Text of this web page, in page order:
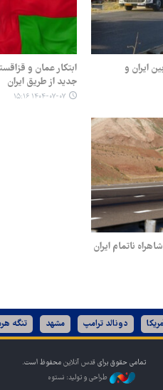
بین ایران و
جدید از طریق ایران
۱۴۰۴-۰۷-۰۷ ۱۵:۱۶
ناتمام ایران
دونالد ترامپ مشهد تنگه
تمامی حقوق برای قدس آنلاین محفوظ است.
طراحی و تولید: نستوه